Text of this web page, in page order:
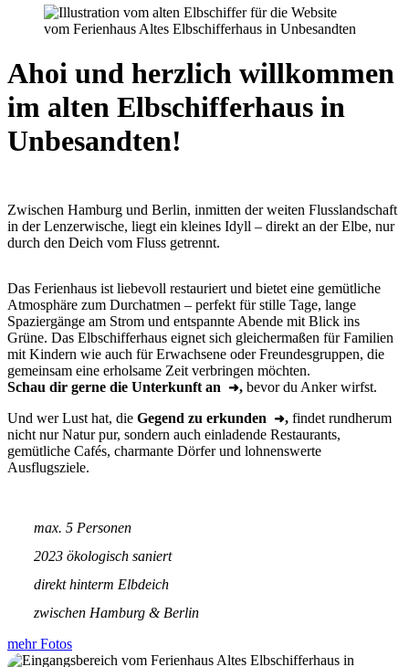
Ahoi und herzlich willkommen
im alten Elbschifferhaus in
Unbesandten!
Zwischen Hamburg und Berlin, inmitten der weiten Flusslandschaft
in der Lenzerwische, liegt ein kleines Idyll – direkt an der Elbe, nur
durch den Deich vom Fluss getrennt.
Das Ferienhaus ist liebevoll restauriert und bietet eine gemütliche
Atmosphäre zum Durchatmen – perfekt für stille Tage, lange
Spaziergänge am Strom und entspannte Abende mit Blick ins
Grüne. Das Elbschifferhaus eignet sich gleichermaßen für Familien
mit Kindern wie auch für Erwachsene oder Freundesgruppen, die
gemeinsam eine erholsame Zeit verbringen möchten.
Schau dir gerne die Unterkunft an
, bevor du Anker wirfst.
Und wer Lust hat, die Gegend zu erkunden , findet rundherum
nicht nur Natur pur, sondern auch einladende Restaurants,
gemütliche Cafés, charmante Dörfer und lohnenswerte
Ausflugsziele.
max. 5 Personen
2023 ökologisch saniert
direkt hinterm Elbdeich
zwischen Hamburg & Berlin
mehr Fotos